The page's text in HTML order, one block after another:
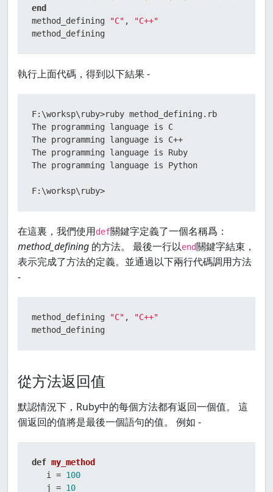
end
method_defining
"C" ,
"C++"
method_defining
執行上面代碼，得到以下結果 -
F:\worksp\ruby>ruby method_defining.rb
The programming language is C
The programming language is C++
The programming language is Ruby
The programming language is Python
F:\worksp\ruby>
在這裏，我們使用def關鍵字定義了一個名稱爲：
method_defining 的方法。 最後一行以end關鍵字結束，
表示完成了方法的定義。並通過以下兩行代碼調用方法
-
method_defining "C" ,
"C++"
method_defining
從方法返回值
默認情況下，Ruby中的每個方法都有返回一個值。 這
個返回的值將是最後一個語句的值。 例如 -
def my_method
   i =
100
   j =
10